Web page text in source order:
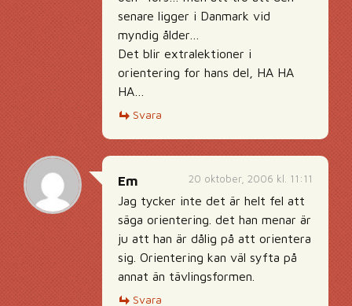
senare ligger i Danmark vid
myndig ålder…
Det blir extralektioner i
orientering for hans del, HA HA
HA…
Svara
20 oktober, 2006 kl. 11:11
Em
Jag tycker inte det är helt fel att
säga orientering. det han menar är
ju att han är dålig på att orientera
sig. Orientering kan väl syfta på
annat än tävlingsformen.
Svara